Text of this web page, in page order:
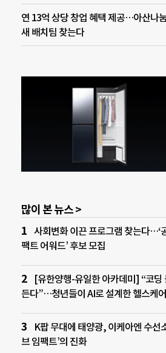
연 13억 상당 창업 혜택 제공…아산나
새 배치팀 찾는다
많이 본 뉴스 >
사회변화 이끈 프로그램 찾는다…‘
팩트 어워드’ 후보 모집
[유한양행-유일한 아카데미] “코딩
든다”…청년들이 AI로 설계한 헬스케
K팝 무대에 태양광, 이케아엔 수선
브 임팩트’의 진화